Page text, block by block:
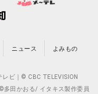
ニュース よみもの
ビ｜© CBC TELEVISION
多田かおる/ イタキス製作委員